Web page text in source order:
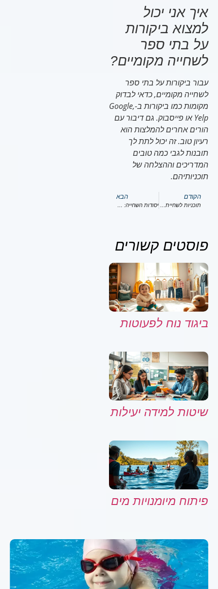
איך אני יכול
למצוא ביקורות
על בתי ספר
לשחייה מקומיים?
עבור ביקורות על בתי ספר
לשחייה מקומיים, כדאי לבדוק
מקומות כמו ביקורות ב-Google,
Yelp או פייסבוק. גם דיבור עם
הורים אחרים להמלצות הוא
רעיון טוב. זה יכול לתת לך
תובנות לגבי כמה טובים
המדריכים וההצלחה של
תוכניותיהם.
הקודם
תוכניות לשחיית תינוקות: בחירת הטובה ביותר עבור ילדך
הבא
יסודות השחייה: התחלה מוקדמת לתועלת לכל החיים
פוסטים קשורים
ביגוד נוח לפעוטות
שיטות למידה יעילות
פיתוח מיומנויות מים